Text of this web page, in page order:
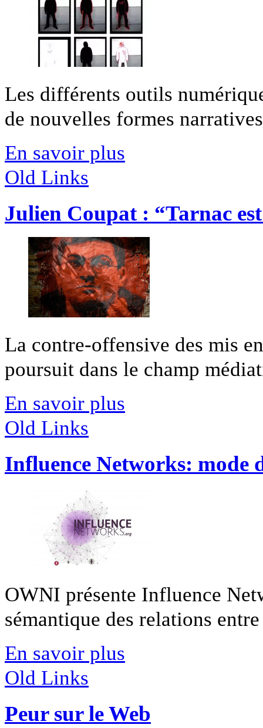
Les différents outils
de nouvelles formes
En savoir plus
Old Links
Julien Coupat : “Tarnac
La contre-offensive des mis
poursuit dans le champ
En savoir plus
Old Links
Influence Networks: mode
OWNI présente Influence
sémantique des relations
En savoir plus
Old Links
Peur sur le Web